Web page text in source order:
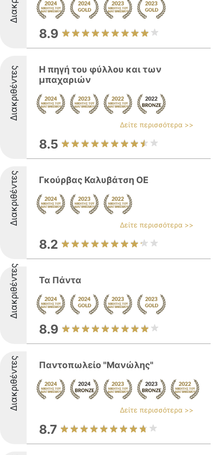
8.9
Διακριθέντες
Η πηγή του φύλλου και των
μπαχαριών
Δείτε περισσότερα >>
8.5
Διακριθέντες Γκούρβας Καλυβάτση ΟΕ
Δείτε περισσότερα >>
8.2
Διακριθέντες Τα Πάντα
8.9
Διακριθέντες Παντοπωλείο "Μανώλης"
Δείτε περισσότερα >>
8.7